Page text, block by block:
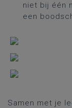
niet bij één
een
Samen met je